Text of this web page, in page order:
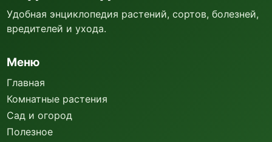
Удобная энциклопедия растений, сортов, болезней,
вредителей и ухода.
Меню
Главная
Комнатные растения
Сад и огород
Полезное